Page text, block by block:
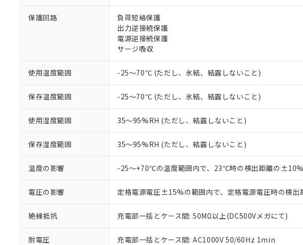
保護回路
負荷短絡保護
出力逆接続保護
電源逆接続保護
サージ吸収
使用温度範囲 -25～70℃ (ただし、氷結、結露しないこと)
保存温度範囲 -25～70℃ (ただし、氷結、結露しないこと)
使用湿度範囲 35～95%RH (ただし、結露しないこと)
保存湿度範囲 35～95%RH (ただし、結露しないこと)
温度の影響 -25～+70℃の温度範囲内で、23℃時の検出距離の
電圧の影響 定格電源電圧±15%の範囲内で、定格電源電圧時の検
絶縁抵抗 充電部一括とケース間: 50MΩ以上(DC500Vメガにて)
耐電圧 充電部一括とケース間: AC1000V 50/60Hz 1min
本サービスは、当社制御機器事業取
正式な納期状況および標準価格はお
当社販売員にご相談ください。
在庫状況および標準価格結果を当社
す。
マイパーツ機能（部品リスト作成サ
ている必要があります。
お客様が当ウェブサイト上で当社に
が、当社の製品・サービスに関する
※当社の共同利用者とは、"個人情報
いる法人を指します。
*EU RoHS指令（10物質）：
鉛(Pb) 1000ppm以下、 水銀(Hg) 1000ppm以下、 カド
六価クロム(Cr(Ⅵ)) 1000ppm以下、ポリ臭化ビフェニ
フタル酸ビス(2-エチルヘキシル) (DEHP)(別名：DOP)
ル（DBP） 1000ppm以下、フタル酸ジイソブチル
但し、RoHS指令で産業用監視および制御機器に対する
※2 対応予定月
部品在庫の切り替え状況などにより、予定
※3 非含有証明書ダウンロード
下記の非含有証明書をダウンロードするこ
51物質の非含有証明書（当社基準）
※本証明書は発行日時点で非含有を証明す
また、RoHS指令のフタル酸エステル類４
混在することから備考欄に対応日を記載し
既に当社にて対応品への在庫切替を完了
「－」：未確認です。当社販売部門へお問
*中国RoHS10物質の基準値 (GB/T26572)：
Pb(鉛) :1000ppm、 Hg(水銀) : 1000ppm、 Cd(カドミウ
DEHP(フタル酸ビス(2-エチルヘキシル)) : 1000ppm
※2 環境保護使用期限
「10」：通常の使用状況下において有害物
味します。
「－」：未確認です。当社販売部門へお問
当社は、これら貴社製品のうち、外
当社は貴社製品を、核兵器、ミサイ
置等に一切使用いたしません。
当社は、貴社製品を第三者に販売す
たしません。
△ 一定数には満たないが在庫あり
－
在庫なし(最新の在庫状況につい
白